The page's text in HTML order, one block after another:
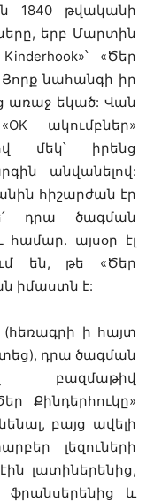
1840 թվականի
երբ Մարտին
«Ծեր
Յորք նահանգի իր
առաջ եկած: Վան
ակումբներ»
մեկ՝ իրենց
անվանելով:
հիշարժան էր
դրա ծագման
համար. այսօր էլ
են, թե «Ծեր
իմաստն է:
ի հայտ
դրա ծագման
բազմաթիվ
Քինդերհուկը»
բայց ավելի
լեզուների
լատիներենից,
ֆրանսերենից և